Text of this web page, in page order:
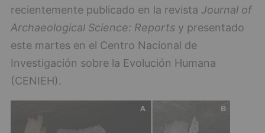
recientemente publicado en la revista Journal of
Archaeological Science: Reports y presentado
este martes en el Centro Nacional de
Investigación sobre la Evolución Humana
(CENIEH).